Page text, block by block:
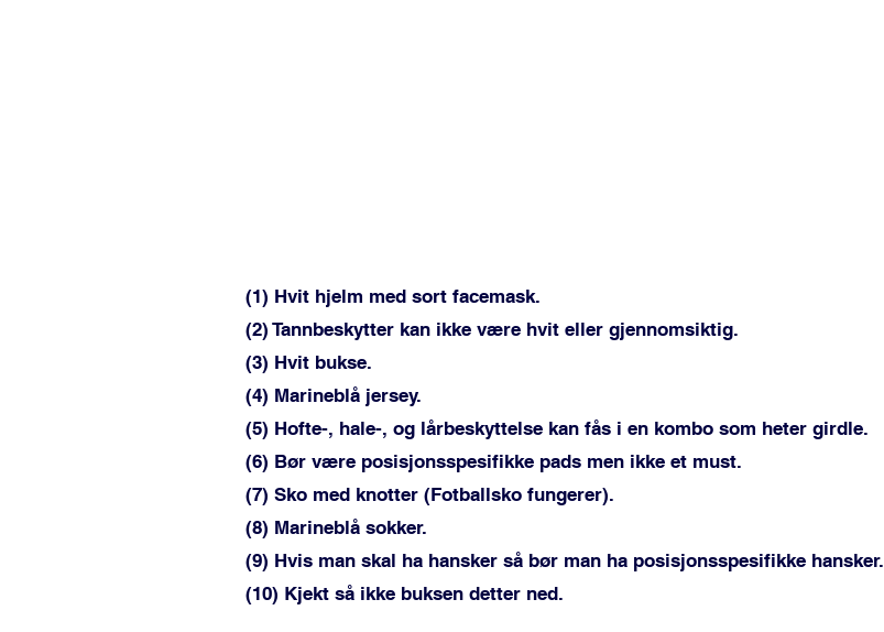
(1) Hvit hjelm med sort facemask.
(2) Tannbeskytter kan ikke være hvit eller gjennomsiktig.
(3) Hvit bukse.
(4) Marineblå jersey.
(5) Hofte-, hale-, og lårbeskyttelse kan fås i en kombo som heter girdle.
(6) Bør være posisjonsspesifikke pads men ikke et must.
(7) Sko med knotter (Fotballsko fungerer).
(8) Marineblå sokker.
(9) Hvis man skal ha hansker så bør man ha posisjonsspesifikke hansker.
(10) Kjekt så ikke buksen detter ned.